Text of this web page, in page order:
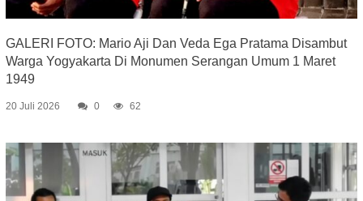
GALERI FOTO: Mario Aji Dan Veda Ega Pratama Disambut
Warga Yogyakarta Di Monumen Serangan Umum 1 Maret
1949
20 Juli 2026 0 62